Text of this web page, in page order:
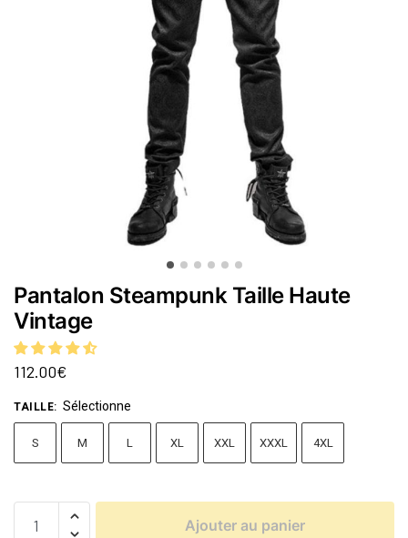
Pantalon Steampunk Taille Haute
Vintage
112.00€
TAILLE: Sélectionne
S M L XL XXL XXXL 4XL
Ajouter au panier